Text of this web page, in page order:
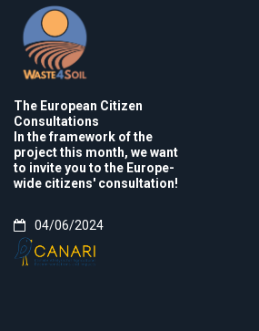
The European Citizen
Consultations
In the framework of the
project this month, we want
to invite you to the Europe-
wide citizens' consultation!
04/06/2024